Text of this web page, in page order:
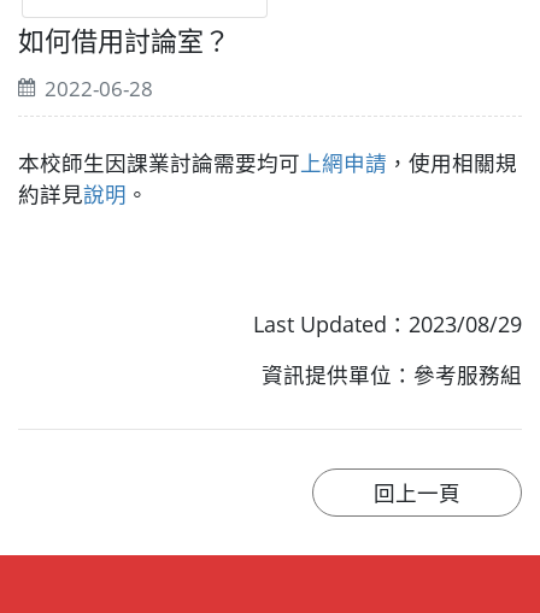
如何借用討論室？
2022-06-28
本校師生因課業討論需要均可上網申請 ，使用相關規
約詳見說明 。
Last Updated：2023/08/29
資訊提供單位：參考服務組